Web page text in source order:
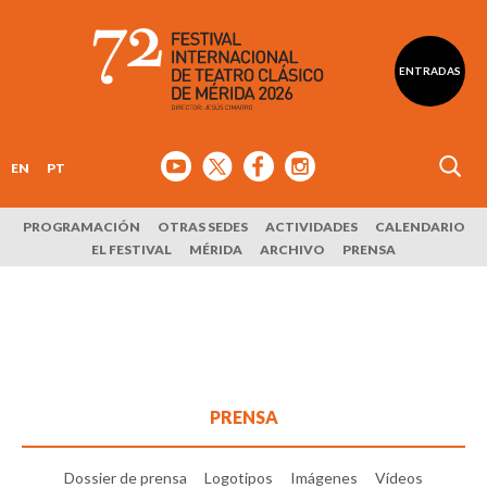
ENTRADAS
EN PT
PROGRAMACIÓN OTRAS SEDES ACTIVIDADES
CALENDARIO
EL FESTIVAL
MÉRIDA ARCHIVO PRENSA
PRENSA
Dossier de prensa Logotipos Imágenes
Vídeos